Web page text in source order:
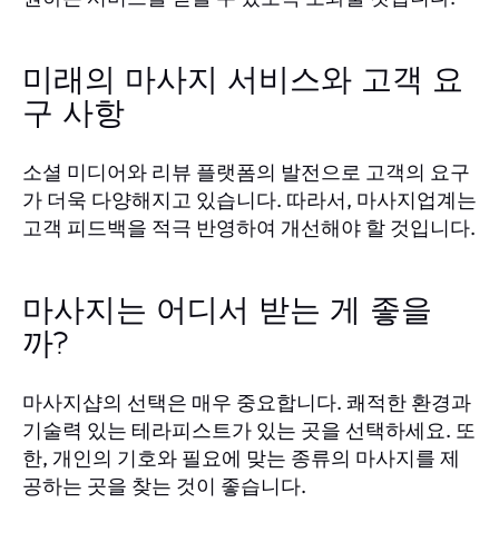
미래의 마사지 서비스와 고객 요
구 사항
소셜 미디어와 리뷰 플랫폼의 발전으로 고객의 요구
가 더욱 다양해지고 있습니다. 따라서, 마사지업계는
고객 피드백을 적극 반영하여 개선해야 할 것입니다.
마사지는 어디서 받는 게 좋을
까?
마사지샵의 선택은 매우 중요합니다. 쾌적한 환경과
기술력 있는 테라피스트가 있는 곳을 선택하세요. 또
한, 개인의 기호와 필요에 맞는 종류의 마사지를 제
공하는 곳을 찾는 것이 좋습니다.